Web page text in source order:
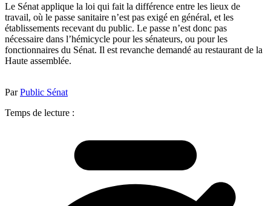
Le Sénat applique la loi qui fait la différence entre les lieux de
travail, où le passe sanitaire n’est pas exigé en général, et les
établissements recevant du public. Le passe n’est donc pas
nécessaire dans l’hémicycle pour les sénateurs, ou pour les
fonctionnaires du Sénat. Il est revanche demandé au restaurant de la
Haute assemblée.
ParPublic Sénat
Temps de lecture :